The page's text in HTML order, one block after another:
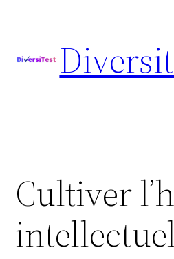
Cultiver